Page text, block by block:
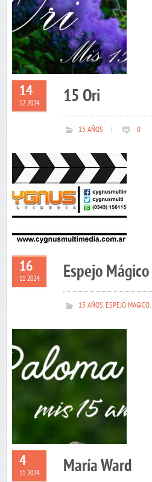
14
12 2024 15 Ori
15 AÑOS 0
16
11 2024 Espejo
15 AÑOS,ESPEJO MAGICO,
4
11 2024 María Ward